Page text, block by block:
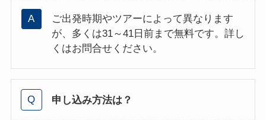
ご出発時期やツアーによって異なります
が、多くは31～41日前まで無料です。詳し
くはお問合せください。
申し込み方法は？